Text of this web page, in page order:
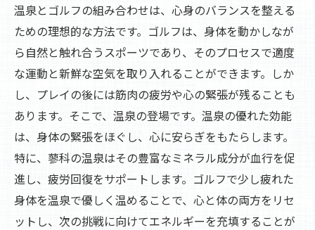
温泉とゴルフの組み合わせは、心身のバランスを整える
ための理想的な方法です。ゴルフは、身体を動かしなが
ら自然と触れ合うスポーツであり、そのプロセスで適度
な運動と新鮮な空気を取り入れることができます。しか
し、プレイの後には筋肉の疲労や心の緊張が残ることも
あります。そこで、温泉の登場です。温泉の優れた効能
は、身体の緊張をほぐし、心に安らぎをもたらします。
特に、蓼科の温泉はその豊富なミネラル成分が血行を促
進し、疲労回復をサポートします。ゴルフで少し疲れた
身体を温泉で優しく温めることで、心と体の両方をリセ
ットし、次の挑戦に向けてエネルギーを充填することが